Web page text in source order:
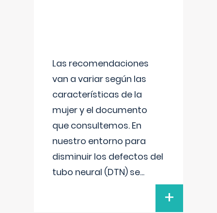
Las recomendaciones
van a variar según las
características de la
mujer y el documento
que consultemos. En
nuestro entorno para
disminuir los defectos del
tubo neural (DTN) se...
+